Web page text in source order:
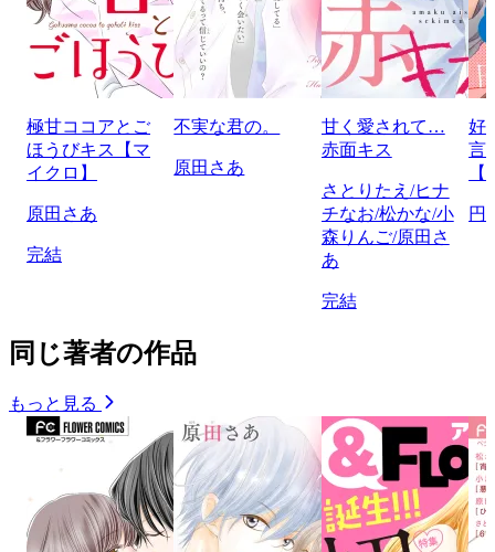
極甘ココアとご
ほうびキス【マ
イクロ】
原田さあ
完結
不実な君の。
原田さあ
甘く愛されて…
赤面キス
さとりたえ/ヒナ
チなお/松かな/小
森りんご/原田さ
あ
完結
好
言
円
同じ著者の作品
もっと見る